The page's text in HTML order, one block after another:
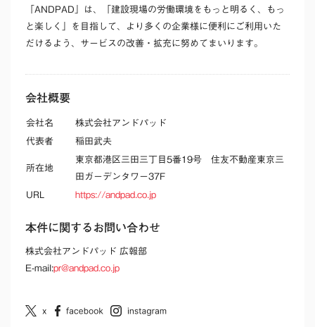
「ANDPAD」は、「建設現場の労働環境をもっと明るく、もっ
と楽しく」を目指して、より多くの企業様に便利にご利用いた
だけるよう、サービスの改善・拡充に努めてまいります。
会社概要
会社名
株式会社アンドパッド
代表者
稲田武夫
所在地
東京都港区三田三丁目5番19号 住友不動産東京三
田ガーデンタワー37F
URL
https://andpad.co.jp
本件に関するお問い合わせ
株式会社アンドパッド 広報部
E-mail:pr@andpad.co.jp